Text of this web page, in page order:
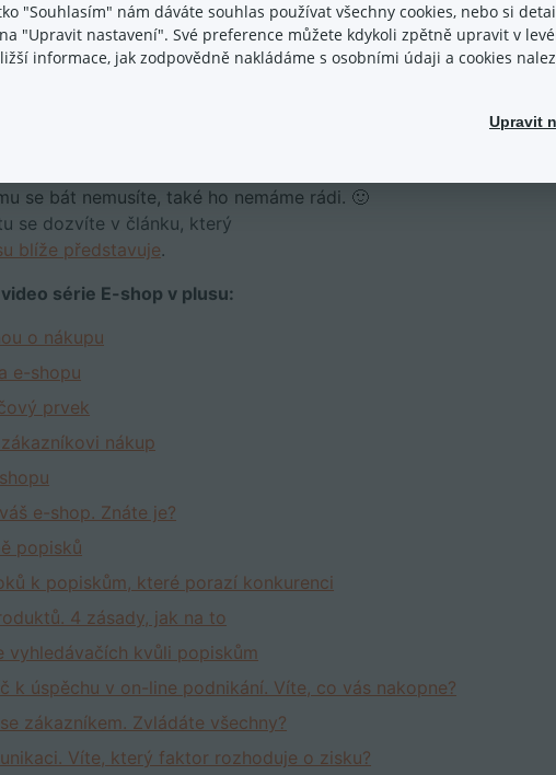
vás tipy z e-commerce?
a my vám budeme servírovat podobné informace až
se bát nemusíte, také ho nemáme rádi. 🙂
se dozvíte v článku, který
blíže představuje.
série E-shop v plusu:
o nákupu
e-shopu
prvek
nákup
e-shop. Znáte je?
popisků
k popiskům, které porazí konkurenci
4 zásady, jak na to
vyhledávačích kvůli popiskům
k úspěchu v on-line podnikání. Víte, co vás nakopne?
zákazníkem. Zvládáte všechny?
Víte, který faktor rozhoduje o zisku?
"Souhlasím" nám dáváte souhlas používat všechny cookies, nebo si
"Upravit nastavení". Své preference můžete kdykoli zpětně upravit v
informace, jak zodpovědně nakládáme s osobními údaji a cookies
Upravit